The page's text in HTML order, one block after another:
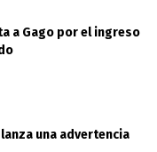
a Gago por el ingreso
una advertencia